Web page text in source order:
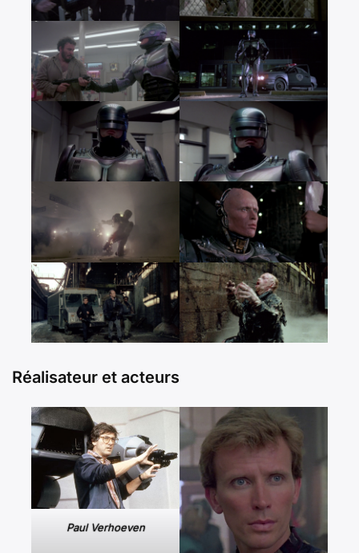
Réalisateur et acteurs
Paul Verhoeven